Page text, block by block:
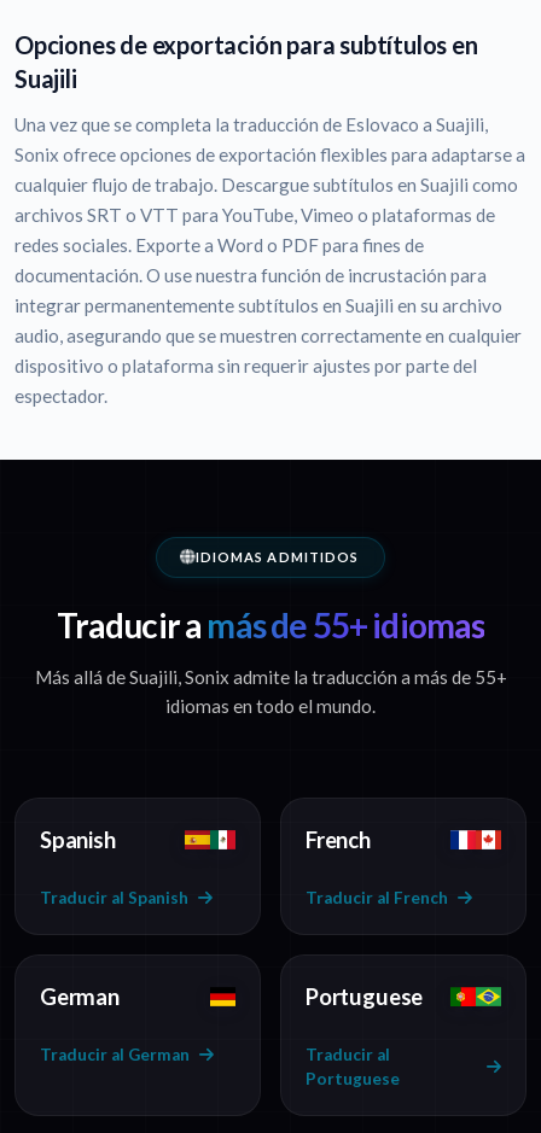
Opciones de exportación para subtítulos en
Suajili
Una vez que se completa la traducción de Eslovaco a Suajili,
Sonix ofrece opciones de exportación flexibles para adaptarse a
cualquier flujo de trabajo. Descargue subtítulos en Suajili como
archivos SRT o VTT para YouTube, Vimeo o plataformas de
redes sociales. Exporte a Word o PDF para fines de
documentación. O use nuestra función de incrustación para
integrar permanentemente subtítulos en Suajili en su archivo
audio, asegurando que se muestren correctamente en cualquier
dispositivo o plataforma sin requerir ajustes por parte del
espectador.
IDIOMAS ADMITIDOS
Traducir a más de 55+ idiomas
Más allá de Suajili, Sonix admite la traducción a más de 55+
idiomas en todo el mundo.
Spanish
Traducir al Spanish
French
Traducir al French
German
Traducir al German
Portuguese
Traducir al
Portuguese